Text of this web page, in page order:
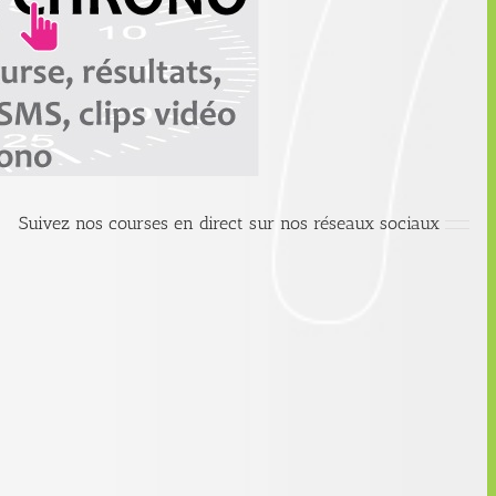
Suivez nos courses en direct sur nos réseaux sociaux